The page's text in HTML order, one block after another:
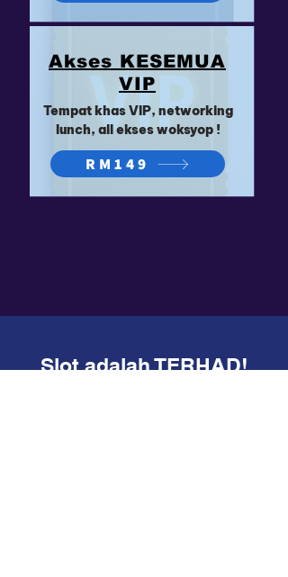
Akses KESEMUA
VIP
Tempat khas VIP, networking
lunch, all ekses woksyop !​
RM149
Slot adalah TERHAD!